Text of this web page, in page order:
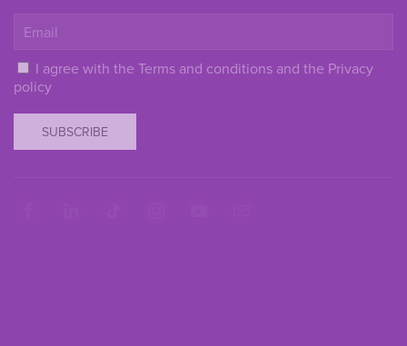
I agree with the Terms and conditions and the Privacy
policy
SUBSCRIBE